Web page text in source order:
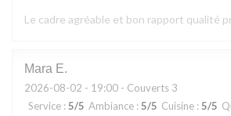
Le cadre agréable et bon rapport qualité
Mara E
2026-08-02 - 19:00 - Couverts 3
Service : 5/5 Ambiance : 5/5 Cuisine : 5/5